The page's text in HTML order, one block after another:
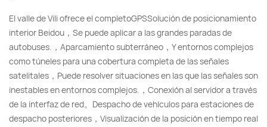
El valle de Vili ofrece el completoGPSSolución de posicionamiento
interior Beidou，Se puede aplicar a las grandes paradas de
autobuses.，Aparcamiento subterráneo，Y entornos complejos
como túneles para una cobertura completa de las señales
satelitales，Puede resolver situaciones en las que las señales son
inestables en entornos complejos.，Conexión al servidor a través
de la interfaz de red。Despacho de vehículos para estaciones de
despacho posteriores，Visualización de la posición en tiempo real